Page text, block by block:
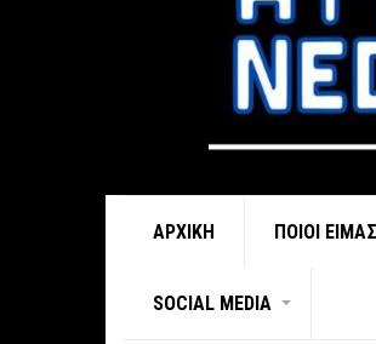
ΑΡΧΙΚΉ ΠΟΙΟΊ
SOCIAL MEDIA